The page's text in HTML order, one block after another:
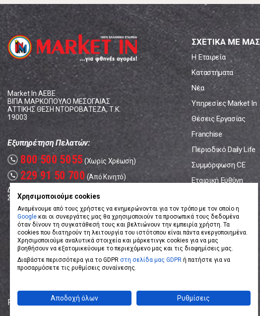
Market In ΑΕΒΕ
ΒΙΠΑ ΜΑΡΚΟΠΟΥΛΟ ΜΕΣΟΓΑΙΑΣ
ΑΤΤΙΚΗΣ ΘΕΣΗ ΝΤΟΡΟΒΑΤΕΖΑ, Τ.Κ.
19003
Εξυπηρέτηση Πελατών:
call 800 500 5055 (Χωρίς Χρέωση)
call 229 91 50 700 (Από Κινητό)
Δευτέρα - Παρασκευή: 08:00 - 17:00
Σάββατο: 08:00 – 14:00
ΣΧΕΤΙΚΑ ΜΕ ΜΑΣ
Η Εταιρεία
Καταστήματα
Νέα
Υπηρεσίες Market In
Θέσεις Εργασίας
Franchise
Περιοδικό Daily Life
Συμμόρφωση CE
Εταιρική Ευθύνη
Powered by eShopKeyDesigned by Koolmetrix
Χρησιμοποιούμε cookies
Αναμένουμε από τους χρήστες να ενημερώνονται για τον τρόπο με τον οποίο η
Google και οι συνεργάτες μας θα χρησιμοποιούν τα προσωπικά τους δεδομένα
όταν δίνουν τη συγκατάθεσή τους και βελτιώνουν την εμπειρία χρήστη. Τα
cookies που διατηρούν τη λειτουργία του ιστότοπου είναι πάντα ενεργοποιημένα.
Χρησιμοποιούμε αναλυτικά στοιχεία και μάρκετινγκ cookies για να μας
βοηθήσουν να εξατομικεύουμε το περιεχόμενο μας και τις διαφημίσεις μας.
Διαβάστε περισσότερα για το GDPR στη σελίδα μας GDPR ή πατήστε για να
προσαρμόσετε τις ρυθμίσεις συναίνεσης.
Αποδοχή όλων Ρυθμίσεις